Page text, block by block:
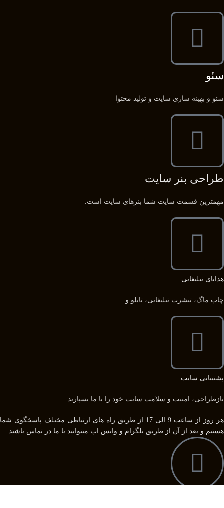
سئو
سئو و بهینه سازی سایت و تولید محتوا
طراحی بنر سایت
مهمترین قسمت سایت شما بنرهای سایت است.
هدایای تبلیغاتی
چاپ ماگ، تیشرت تبلیغاتی، تابلو و ...
پشتیبانی سایت
بازطراحی، امنیت و سلامت سایت خود را با ما بسپارید.
هر روز از ساعت 9 الی 17 از طریق راه های ارتباطی مختلف پاسخگوی شما
هستیم و بعد از آن از طریق تلگرام و واتس اپ میتوانید با ما در تماس باشید.